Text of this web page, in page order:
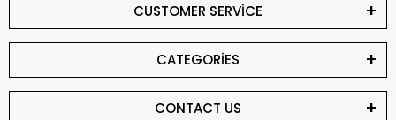
CUSTOMER SERVİCE
CATEGORİES
CONTACT US